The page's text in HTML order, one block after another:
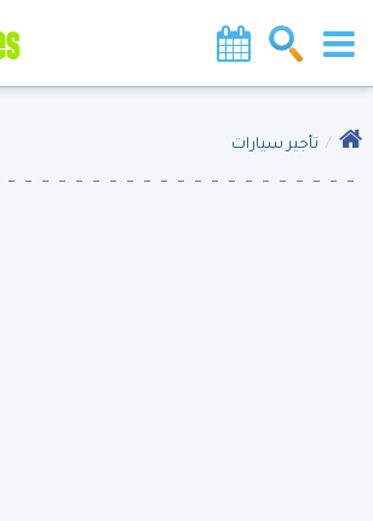
تأجير سيارات